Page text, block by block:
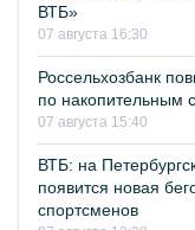
ВТБ»
07 августа 16:30
Россельхозбанк
по накопительным
07 августа 15:40
ВТБ: на
появится новая
спортсменов